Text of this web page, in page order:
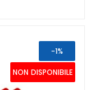
NON DISPONIBILE
-1%